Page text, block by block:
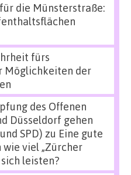
die Münsterstraße:
fürs
Möglichkeiten der
des Offenen
Düsseldorf gehen
SPD) zu Eine gute
viel „Zürcher
leisten?